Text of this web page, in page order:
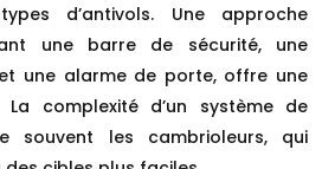
d’antivols. Une approche
une barre de sécurité, une
une alarme de porte, offre une
La complexité d’un système de
souvent les cambrioleurs, qui